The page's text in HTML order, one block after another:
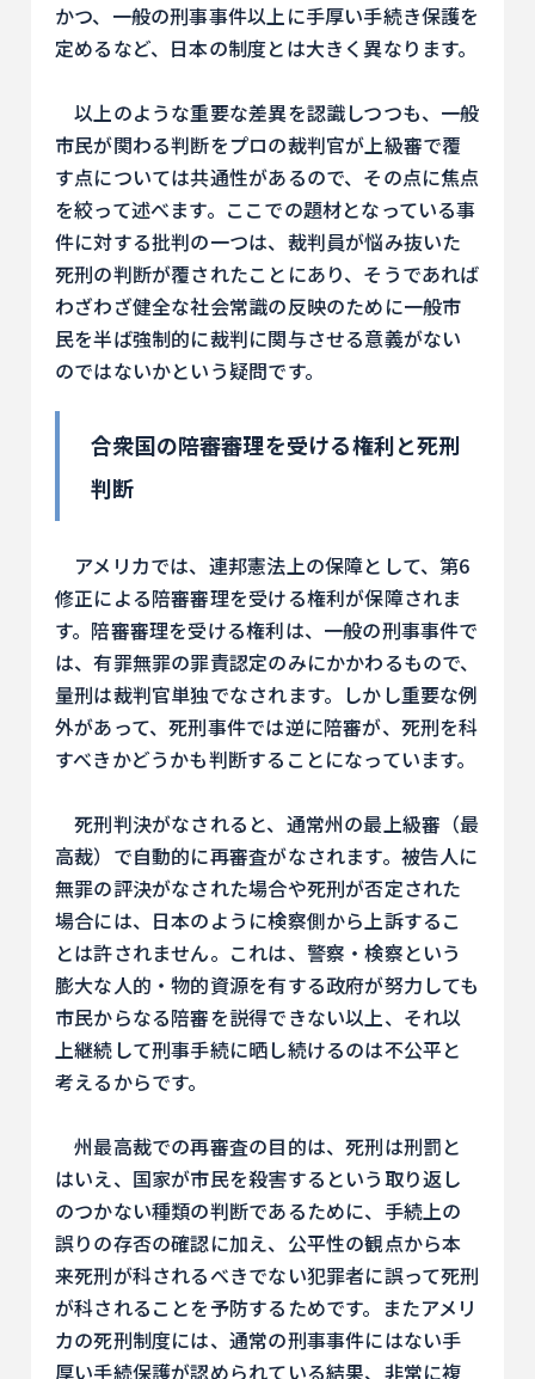
かつ、一般の刑事事件以上に手厚い手続き保護を
定めるなど、日本の制度とは大きく異なります。
以上のような重要な差異を認識しつつも、一般
市民が関わる判断をプロの裁判官が上級審で覆
す点については共通性があるので、その点に焦点
を絞って述べます。ここでの題材となっている事
件に対する批判の一つは、裁判員が悩み抜いた
死刑の判断が覆されたことにあり、そうであれば
わざわざ健全な社会常識の反映のために一般市
民を半ば強制的に裁判に関与させる意義がない
のではないかという疑問です。
合衆国の陪審審理を受ける権利と死刑
判断
アメリカでは、連邦憲法上の保障として、第6
修正による陪審審理を受ける権利が保障されま
す。陪審審理を受ける権利は、一般の刑事事件で
は、有罪無罪の罪責認定のみにかかわるもので、
量刑は裁判官単独でなされます。しかし重要な例
外があって、死刑事件では逆に陪審が、死刑を科
すべきかどうかも判断することになっています。
死刑判決がなされると、通常州の最上級審（最
高裁）で自動的に再審査がなされます。被告人に
無罪の評決がなされた場合や死刑が否定された
場合には、日本のように検察側から上訴するこ
とは許されません。これは、警察・検察という
膨大な人的・物的資源を有する政府が努力しても
市民からなる陪審を説得できない以上、それ以
上継続して刑事手続に晒し続けるのは不公平と
考えるからです。
州最高裁での再審査の目的は、死刑は刑罰と
はいえ、国家が市民を殺害するという取り返し
のつかない種類の判断であるために、手続上の
誤りの存否の確認に加え、公平性の観点から本
来死刑が科されるべきでない犯罪者に誤って死刑
が科されることを予防するためです。またアメリ
カの死刑制度には、通常の刑事事件にはない手
厚い手続保護が認められている結果、非常に複